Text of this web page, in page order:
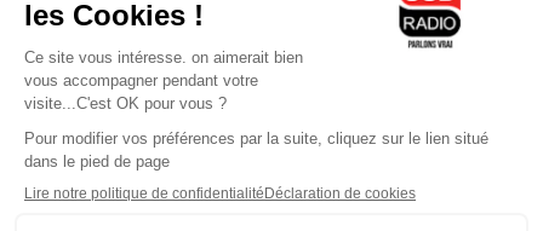
olympique-et-lyonnais.com
L'application Iphone / Android
Téléchargez l'application
Les cookies